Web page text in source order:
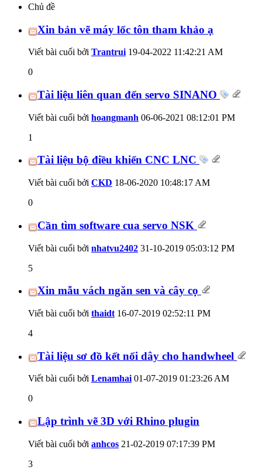
Chủ đề
Xin bản vẽ máy lốc tôn tham khảo ạ
Viết bài cuối bởi Trantrui 19-04-2022 11:42:21 AM
0
Tài liệu liên quan đến servo SINANO
Viết bài cuối bởi hoangmanh 06-06-2021 08:12:01 PM
1
Tài liệu bộ điều khiển CNC LNC
Viết bài cuối bởi CKD 18-06-2020 10:48:17 AM
0
Cần tìm software cua servo NSK
Viết bài cuối bởi nhatvu2402 31-10-2019 05:03:12 PM
5
Xin mẫu vách ngăn sen và cây cọ
Viết bài cuối bởi thaidt 16-07-2019 02:52:11 PM
4
Tài liệu sơ đồ kết nối dây cho handwheel
Viết bài cuối bởi Lenamhai01-07-2019 01:23:26 AM
0
Lập trình vẽ 3D với Rhino plugin
Viết bài cuối bởi anhcos 21-02-2019 07:17:39 PM
3